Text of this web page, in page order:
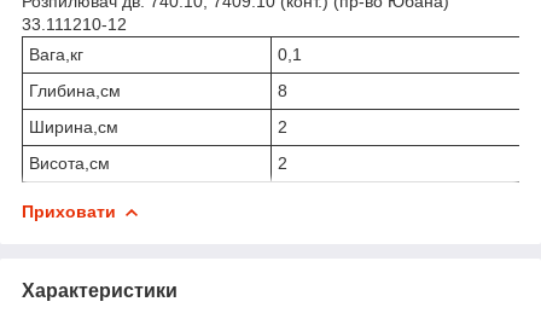
33.111210-12
Вага,кг
0,1
Глибина,см
8
Ширина,см
2
Висота,см
2
Приховати
Характеристики